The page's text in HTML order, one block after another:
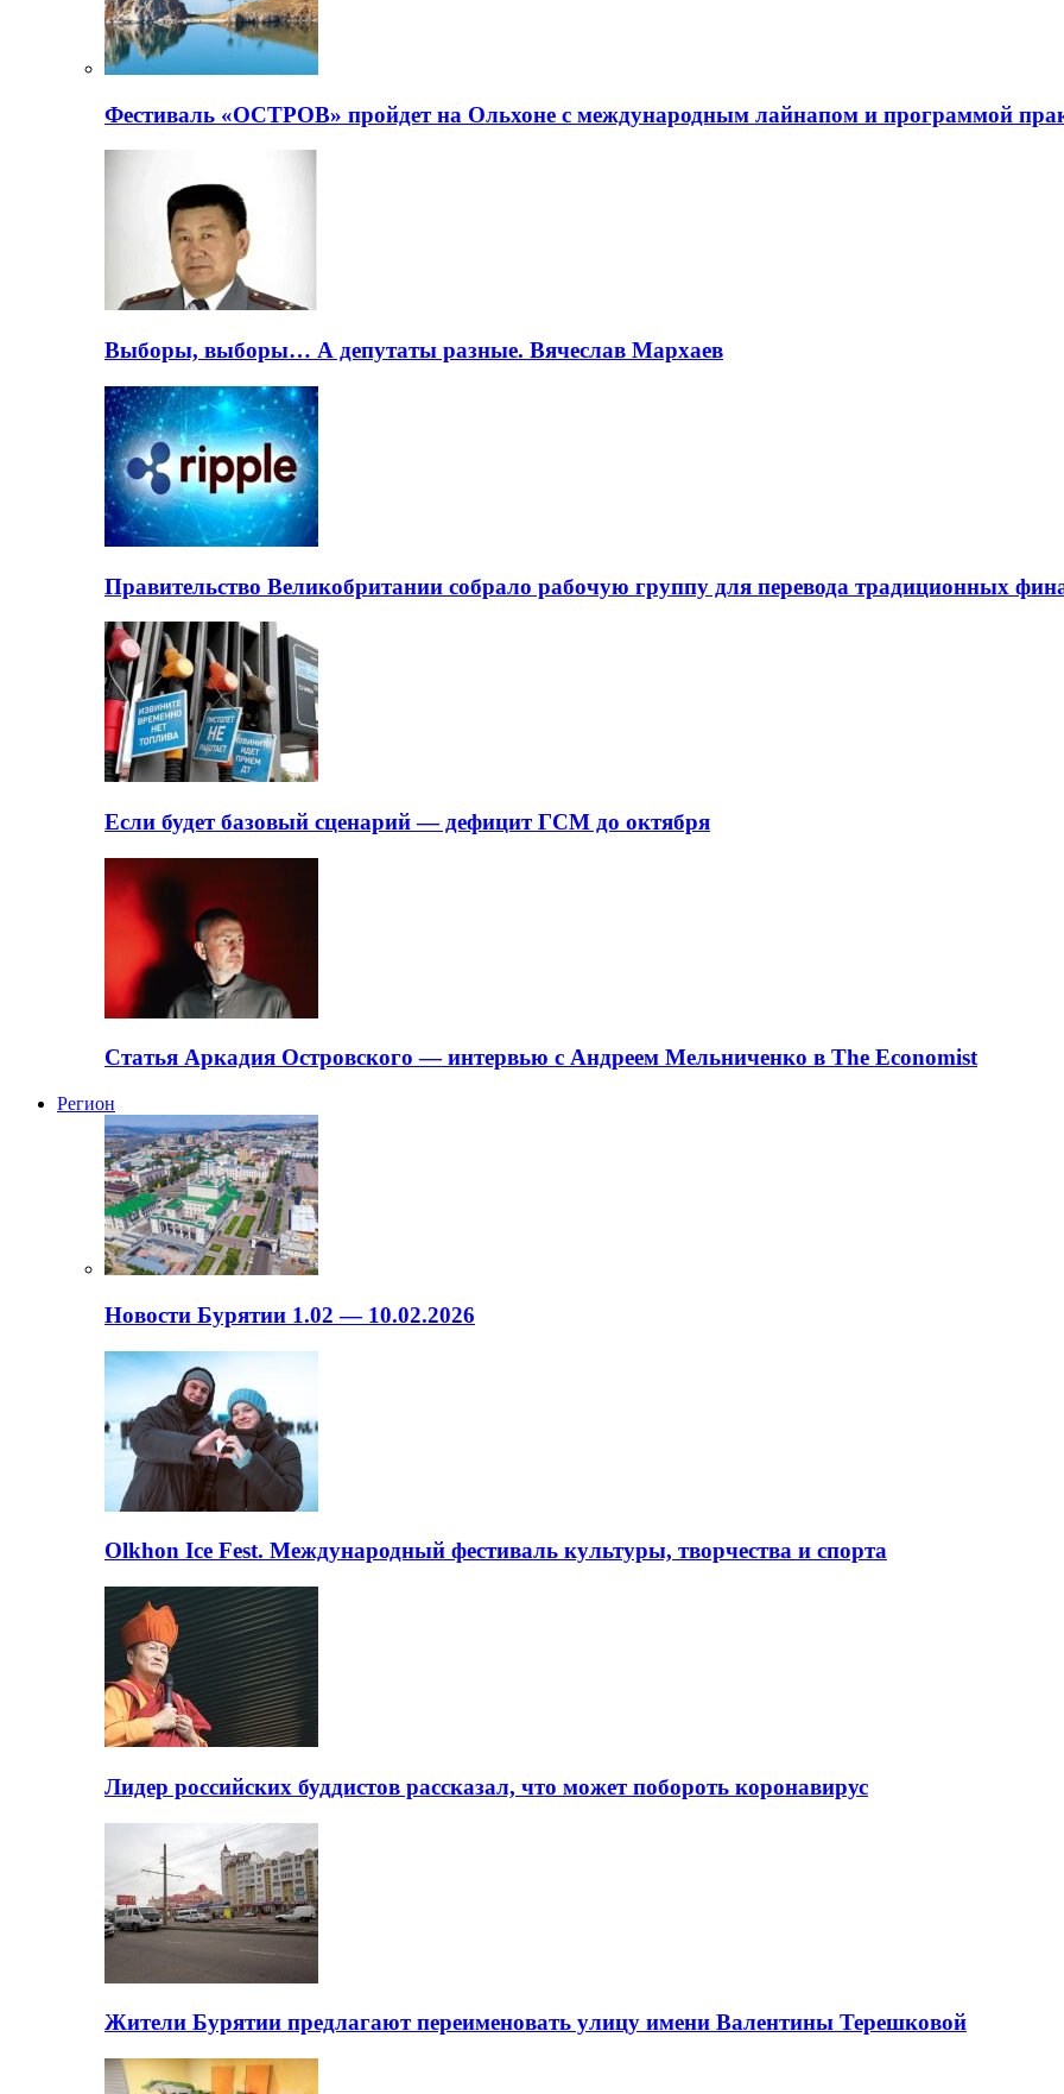
Фестиваль «ОСТРОВ» пройдет на Ольхоне с международным лайнапом и программой
Выборы, выборы… А депутаты разные. Вячеслав Мархаев
Правительство Великобритании собрало рабочую группу для перевода традиционных
Если будет базовый сценарий — дефицит ГСМ до октября
Статья Аркадия Островского — интервью с Андреем Мельниченко в The Economist
Регион
Новости Бурятии 1.02 — 10.02.2026
Olkhon Ice Fest. Международный фестиваль культуры, творчества и спорта
Лидер российских буддистов рассказал, что может побороть коронавирус
Жители Бурятии предлагают переименовать улицу имени Валентины Терешковой